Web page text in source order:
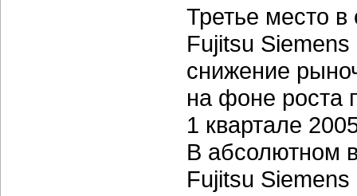
Третье место в
Fujitsu
снижение
на фоне роста
1 квартале
В абсолютном
Fujitsu Siemens